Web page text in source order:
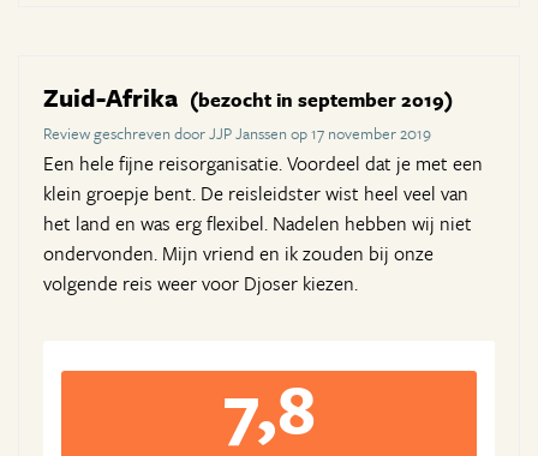
Zuid-Afrika (bezocht in september 2019)
Review geschreven door JJP Janssen op 17 november 2019
Een hele fijne reisorganisatie. Voordeel dat je met een
klein groepje bent. De reisleidster wist heel veel van
het land en was erg flexibel. Nadelen hebben wij niet
ondervonden. Mijn vriend en ik zouden bij onze
volgende reis weer voor Djoser kiezen.
7,8